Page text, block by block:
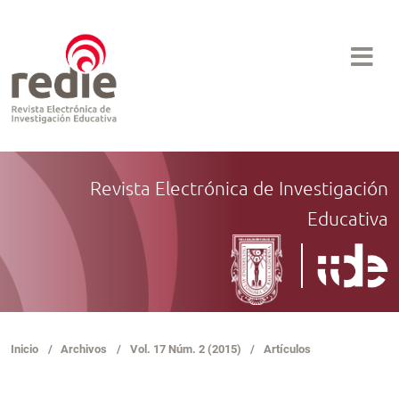
Revista Electrónica de Investigación
Educativa
Inicio / Archivos / Vol. 17 Núm. 2 (2015) / Artículos